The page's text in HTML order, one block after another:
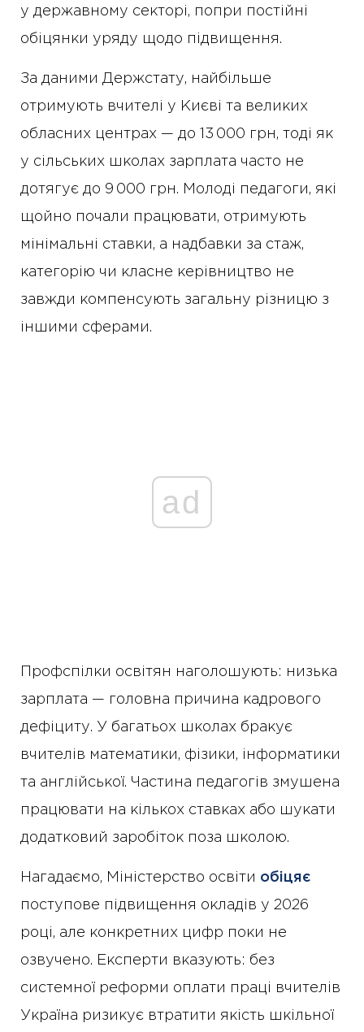
у державному секторі, попри постійні
обіцянки уряду щодо підвищення.
За даними Держстату, найбільше
отримують вчителі у Києві та великих
обласних центрах — до 13 000 грн, тоді як
у сільських школах зарплата часто не
дотягує до 9 000 грн. Молоді педагоги, які
щойно почали працювати, отримують
мінімальні ставки, а надбавки за стаж,
категорію чи класне керівництво не
завжди компенсують загальну різницю з
іншими сферами.
ad
Профспілки освітян наголошують: низька
зарплата — головна причина кадрового
дефіциту. У багатьох школах бракує
вчителів математики, фізики, інформатики
та англійської. Частина педагогів змушена
працювати на кількох ставках або шукати
додатковий заробіток поза школою.
Нагадаємо, Міністерство освіти обіцяє
поступове підвищення окладів у 2026
році, але конкретних цифр поки не
озвучено. Експерти вказують: без
системної реформи оплати праці вчителів
Україна ризикує втратити якість шкільної